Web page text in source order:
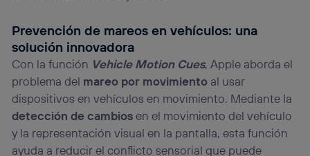
Prevención de mareos en vehículos: una
solución innovadora
Con la función Vehicle Motion Cues, Apple aborda el
problema del mareo por movimiento al usar
dispositivos en vehículos en movimiento. Mediante la
detección de cambiosen el movimiento del vehículo
y la representación visual en la pantalla, esta función
ayuda a reducir el conflicto sensorial que puede